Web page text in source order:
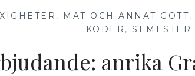
, MAT OCH ANNAT GOTT,
KODER ,SEMESTER
anrika